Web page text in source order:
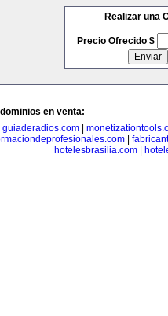
Realizar una
Precio Ofrecido $
en venta:
guiaderadios.com|
hotelesbrasilia.com